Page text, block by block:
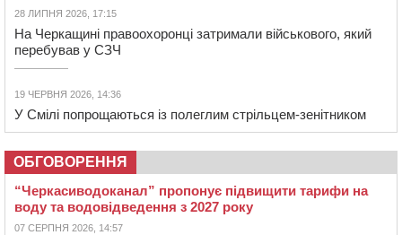
28 ЛИПНЯ 2026, 17:15
На Черкащині правоохоронці затримали військового, який
перебував у СЗЧ
19 ЧЕРВНЯ 2026, 14:36
У Смілі попрощаються із полеглим стрільцем-зенітником
ОБГОВОРЕННЯ
“Черкасиводоканал” пропонує підвищити тарифи на
воду та водовідведення з 2027 року
07 СЕРПНЯ 2026, 14:57